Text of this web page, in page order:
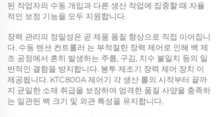
된 작업자의 수동 개입과 다른 생산 작업에 집중할 때 자율
적인 보정 기능을 모두 지원합니다.
장력 관리의 정밀성은 곧 제품 품질 향상으로 직접 이어집니
다. 수동 텐션 컨트롤러 는 부적절한 장력 제어로 인해 백 제
조 공정에서 흔히 발생하는 주름, 구김, 치수 불일치 등의 일
반적인 결함을 방지합니다. 봉투 제조기 장력 제어 장치 이
제공됩니다. KTC800A 제어기 각 생산 롤의 시작부터 끝까
지 균일한 소재 취급을 보장하여 엄격한 품질 사양을 충족하
는 일관된 백 크기 및 외관 특성을 유지합니다.